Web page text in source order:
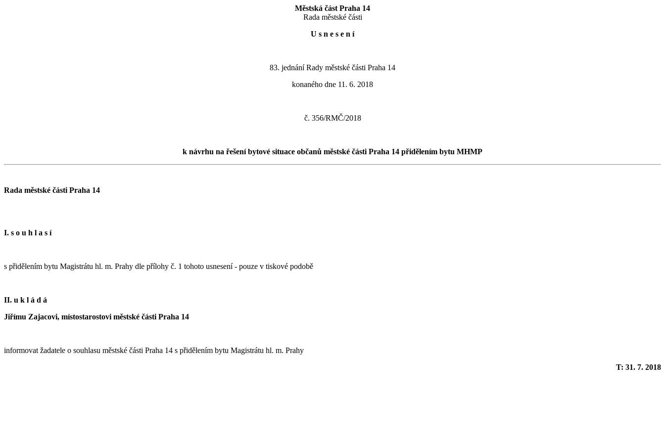
Městská část Praha 14
Rada městské části
U s n e s e n í
83. jednání Rady městské části Praha 14
konaného dne 11. 6. 2018
č. 356/RMČ/2018
k návrhu na řešení bytové situace občanů městské části Praha 14 přidělením bytu MHMP
Rada městské části Praha 14
I. s o u h l a s í
s přidělením bytu Magistrátu hl. m. Prahy dle přílohy č. 1 tohoto usnesení - pouze v tiskové podobě
II. u k l á d á
Jiřímu Zajacovi, místostarostovi městské části Praha 14
informovat žadatele o souhlasu městské části Praha 14 s přidělením bytu Magistrátu hl. m. Prahy
T: 31. 7. 2018